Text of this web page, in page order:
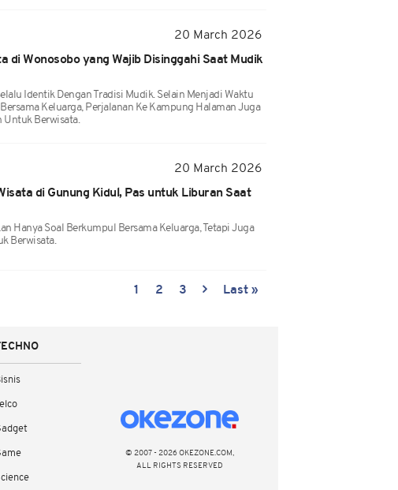
20 March 2026
di Wonosobo yang Wajib Disinggahi Saat Mudik
Identik Dengan Tradisi Mudik. Selain Menjadi Waktu
Keluarga, Perjalanan Ke Kampung Halaman Juga
Untuk Berwisata.
20 March 2026
di Gunung Kidul, Pas untuk Liburan Saat
Hanya Soal Berkumpul Bersama Keluarga, Tetapi Juga
Berwisata.
1 2 3 Last »
© 2007 - 2026 OKEZONE.COM,
ALL RIGHTS RESERVED